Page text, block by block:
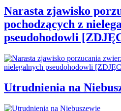
Narasta zjawisko
pochodzących z
pseudohodowli
Utrudnienia na